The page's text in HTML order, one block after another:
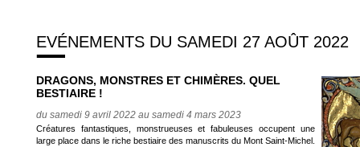
EVÉNEMENTS DU SAMEDI 27 AOÛT 2022
DRAGONS, MONSTRES ET CHIMÈRES. QUEL
BESTIAIRE !
du samedi 9 avril 2022 au samedi 4 mars 2023
Créatures fantastiques, monstrueuses et fabuleuses occupent une
large place dans le riche bestiaire des manuscrits du Mont Saint-Michel.